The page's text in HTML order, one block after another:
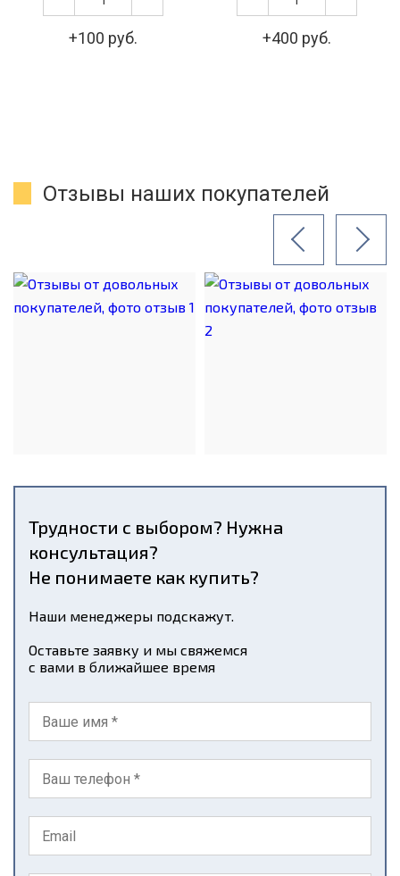
+100 руб. +400 руб.
Отзывы наших покупателей
Трудности с выбором? Нужна
консультация?
Не понимаете как купить?
Наши менеджеры подскажут.
Оставьте заявку и мы свяжемся
с вами в ближайшее время